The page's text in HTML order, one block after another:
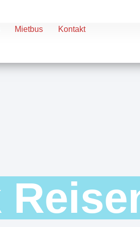
Mietbus Kontakt